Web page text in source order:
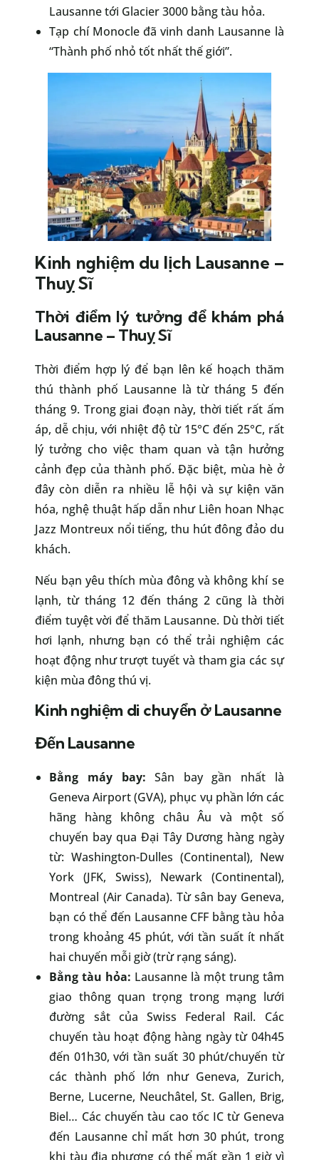
Lausanne tới Glacier 3000 bằng tàu hỏa.
Tạp chí Monocle đã vinh danh Lausanne là
“Thành phố nhỏ tốt nhất thế giới”.
Kinh nghiệm du lịch Lausanne –
Thuỵ Sĩ
Thời điểm lý tưởng để khám phá
Lausanne – Thuỵ Sĩ
Thời điểm hợp lý để bạn lên kế hoạch thăm
thú thành phố Lausanne là từ tháng 5 đến
tháng 9. Trong giai đoạn này, thời tiết rất ấm
áp, dễ chịu, với nhiệt độ từ 15°C đến 25°C, rất
lý tưởng cho việc tham quan và tận hưởng
cảnh đẹp của thành phố. Đặc biệt, mùa hè ở
đây còn diễn ra nhiều lễ hội và sự kiện văn
hóa, nghệ thuật hấp dẫn như Liên hoan Nhạc
Jazz Montreux nổi tiếng, thu hút đông đảo du
khách.
Nếu bạn yêu thích mùa đông và không khí se
lạnh, từ tháng 12 đến tháng 2 cũng là thời
điểm tuyệt vời để thăm Lausanne. Dù thời tiết
hơi lạnh, nhưng bạn có thể trải nghiệm các
hoạt động như trượt tuyết và tham gia các sự
kiện mùa đông thú vị.
Kinh nghiệm di chuyển ở Lausanne
Đến Lausanne
Bằng máy bay: Sân bay gần nhất là
Geneva Airport (GVA), phục vụ phần lớn các
hãng hàng không châu Âu và một số
chuyến bay qua Đại Tây Dương hàng ngày
từ: Washington-Dulles (Continental), New
York (JFK, Swiss), Newark (Continental),
Montreal (Air Canada). Từ sân bay Geneva,
bạn có thể đến Lausanne CFF bằng tàu hỏa
trong khoảng 45 phút, với tần suất ít nhất
hai chuyến mỗi giờ (trừ rạng sáng).
Bằng tàu hỏa: Lausanne là một trung tâm
giao thông quan trọng trong mạng lưới
đường sắt của Swiss Federal Rail. Các
chuyến tàu hoạt động hàng ngày từ 04h45
đến 01h30, với tần suất 30 phút/chuyến từ
các thành phố lớn như Geneva, Zurich,
Berne, Lucerne, Neuchâtel, St. Gallen, Brig,
Biel… Các chuyến tàu cao tốc IC từ Geneva
đến Lausanne chỉ mất hơn 30 phút, trong
khi tàu địa phương có thể mất gần 1 giờ vì